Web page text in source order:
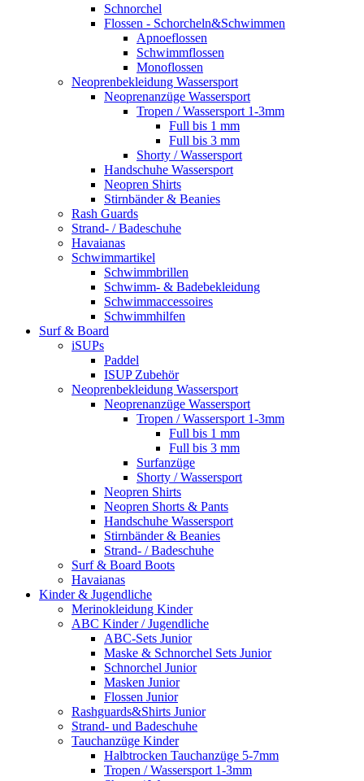
Schnorchel
Flossen - Schorcheln&Schwimmen
Apnoeflossen
Schwimmflossen
Monoflossen
Neoprenbekleidung Wassersport
Neoprenanzüge Wassersport
Tropen / Wassersport 1-3mm
Full bis 1 mm
Full bis 3 mm
Shorty / Wassersport
Handschuhe Wassersport
Neopren Shirts
Stirnbänder & Beanies
Rash Guards
Strand- / Badeschuhe
Havaianas
Schwimmartikel
Schwimmbrillen
Schwimm- & Badebekleidung
Schwimmaccessoires
Schwimmhilfen
Surf & Board
iSUPs
Paddel
ISUP Zubehör
Neoprenbekleidung Wassersport
Neoprenanzüge Wassersport
Tropen / Wassersport 1-3mm
Full bis 1 mm
Full bis 3 mm
Surfanzüge
Shorty / Wassersport
Neopren Shirts
Neopren Shorts & Pants
Handschuhe Wassersport
Stirnbänder & Beanies
Strand- / Badeschuhe
Surf & Board Boots
Havaianas
Kinder & Jugendliche
Merinokleidung Kinder
ABC Kinder / Jugendliche
ABC-Sets Junior
Maske & Schnorchel Sets Junior
Schnorchel Junior
Masken Junior
Flossen Junior
Rashguards&Shirts Junior
Strand- und Badeschuhe
Tauchanzüge Kinder
Halbtrocken Tauchanzüge 5-7mm
Tropen / Wassersport 1-3mm